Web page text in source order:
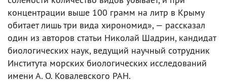
концентрации выше 100 грамм на литр в Крыму
обитает лишь три вида хирономид», — рассказал
один из авторов статьи Николай Шадрин, кандидат
биологических наук, ведущий научный сотрудник
Института морских биологических исследований
имени А. О. Ковалевского РАН.